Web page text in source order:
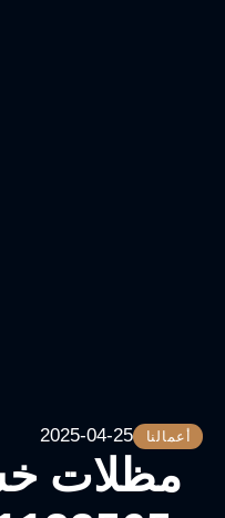
أعمالنا 2025-04-25
مظلات